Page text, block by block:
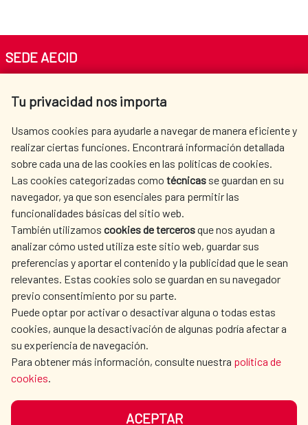
Tu privacidad nos importa
Usamos cookies para ayudarle a navegar de manera eficiente y
realizar ciertas funciones. Encontrará información detallada
sobre cada una de las cookies en las políticas de cookies.
Las cookies categorizadas como técnicas se guardan en su
navegador, ya que son esenciales para permitir las
funcionalidades básicas del sitio web.
También utilizamos cookies de tercerosque nos ayudan a
analizar cómo usted utiliza este sitio web, guardar sus
preferencias y aportar el contenido y la publicidad que le sean
relevantes. Estas cookies solo se guardan en su navegador
previo consentimiento por su parte.
Puede optar por activar o desactivar alguna o todas estas
cookies, aunque la desactivación de algunas podría afectar a
su experiencia de navegación.
Para obtener más información, consulte nuestra política de
cookies.
ACEPTAR
SEDE AECID
Tel. +34 900 20 30 54​​​​​​​
AECID
WHERE DO WE COOPERATE?
SPANISH HUMANITARIAN
ACTION
PRESS ROOM
CULTURE AND SCIENCE LIBRARY
OUR SOCIAL MEDIA